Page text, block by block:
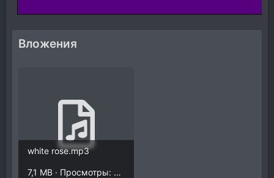
Вложения
white rose.mp3
7,1 MB · Просмотры: 2.472